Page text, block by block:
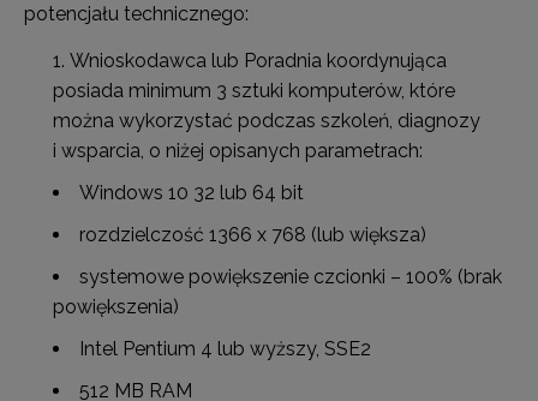
potencjału technicznego:
Wnioskodawca lub Poradnia koordynująca
posiada minimum 3 sztuki komputerów, które
można wykorzystać podczas szkoleń, diagnozy
i wsparcia, o niżej opisanych parametrach:
Windows 10 32 lub 64 bit
rozdzielczość 1366 x 768 (lub większa)
systemowe powiększenie czcionki – 100% (brak
powiększenia)
Intel Pentium 4 lub wyższy, SSE2
512 MB RAM